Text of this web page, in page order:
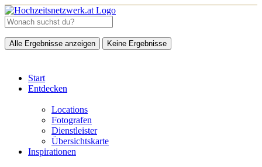
Alle Ergebnisse anzeigen Keine Ergebnisse
Start
Entdecken
Locations
Fotografen
Dienstleister
Übersichtskarte
Inspirationen